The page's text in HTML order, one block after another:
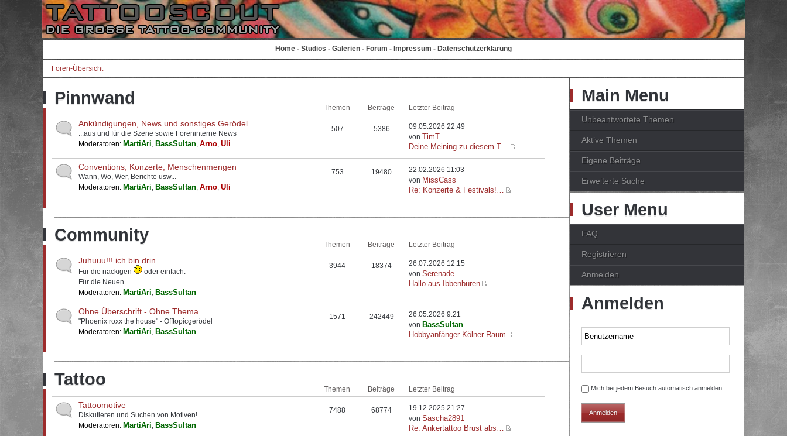
Home - Studios - Galerien - Forum - Impressum - Datenschutzerklärung
Foren-Übersicht
Pinnwand
Themen Beiträge Letzter Beitrag
Ankündigungen, News und sonstiges Gerödel...
...aus und für die Szene sowie Foreninterne News
Moderatoren: MartiAri, BassSultan, Arno, Uli
507 5386
09.05.2026 22:49
von TimT
Deine Meining zu diesem T…
Conventions, Konzerte, Menschenmengen
Wann, Wo, Wer, Berichte usw...
Moderatoren: MartiAri, BassSultan, Arno, Uli
753 19480
22.02.2026 11:03
von MissCass
Re: Konzerte & Festivals!…
Community
Themen Beiträge Letzter Beitrag
Juhuuu!!! ich bin drin...
Für die nackigen
oder einfach:
Für die Neuen
Moderatoren: MartiAri, BassSultan
3944 18374
26.07.2026 12:15
vonSerenade
Hallo aus Ibbenbüren
Ohne Überschrift - Ohne Thema
"Phoenix roxx the house" - Offtopicgerödel
Moderatoren: MartiAri, BassSultan
1571 242449
26.05.2026 9:21
von BassSultan
Hobbyanfänger Kölner Raum
Tattoo
Themen Beiträge Letzter Beitrag
Tattoomotive
Diskutieren und Suchen von Motiven!
Moderatoren: MartiAri, BassSultan
7488 68774
19.12.2025 21:27
vonSascha2891
Re: Ankertattoo Brust abs…
Main Menu
Unbeantwortete Themen
Aktive Themen
Eigene Beiträge
Erweiterte Suche
User Menu
FAQ
Registrieren
Anmelden
Anmelden
Mich bei jedem Besuch automatisch anmelden